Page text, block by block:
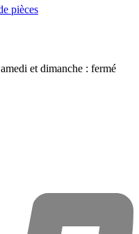
pièces
et dimanche : fermé